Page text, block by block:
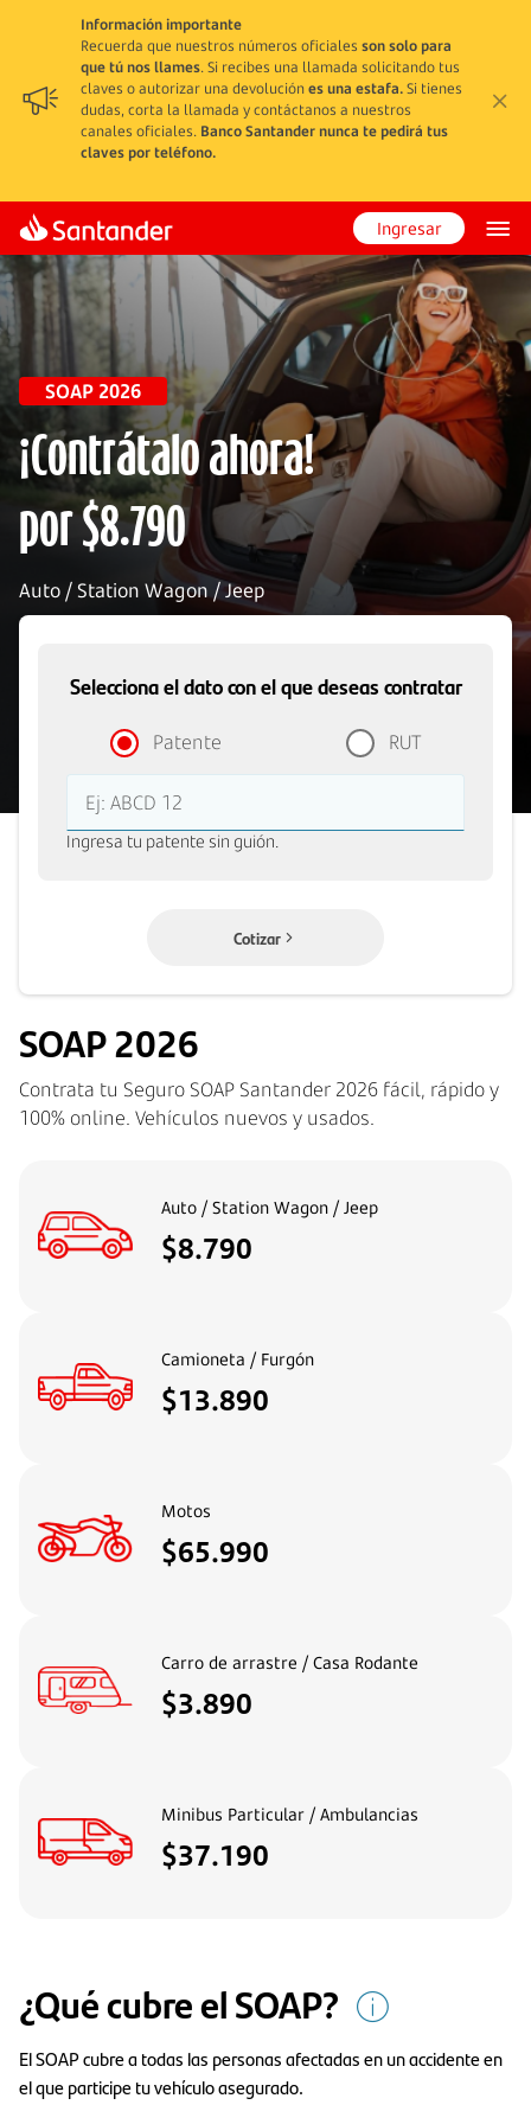
Información importante
Recuerda que nuestros números oficiales son solo para
que tú nos llames. Si recibes una llamada solicitando tus
claves o autorizar una devoluciónes una estafa.Si tienes
dudas, corta la llamada y contáctanos a nuestros
canales oficiales. Banco Santander nunca te pedirá tus
claves por teléfono.
Ingresar
SOAP 2026
¡Contrátalo ahora!
por $8.790
Auto / Station Wagon / Jeep
Selecciona el dato con el que deseas contratar
Patente RUT
Ej: ABCD 12
Ingresa tu patente sin guión.
Cotizar
SOAP 2026
Contrata tu Seguro SOAP Santander 2026 fácil, rápido y
100% online. Vehículos nuevos y usados.
Auto / Station Wagon / Jeep
$8.790
Camioneta / Furgón
$13.890
Motos
$65.990
Carro de arrastre / Casa Rodante
$3.890
Minibus Particular / Ambulancias
$37.190
¿Qué cubre el SOAP?
El SOAP cubre a todas las personas afectadas en un accidente en
el que participe tu vehículo asegurado.